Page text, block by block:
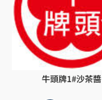
牛頭牌1#沙茶醬